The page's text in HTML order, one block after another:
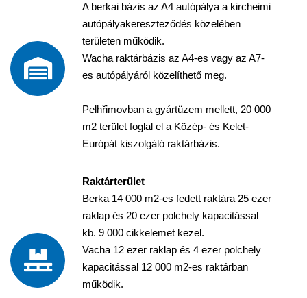
A berkai bázis az A4 autópálya a kircheimi
autópályakereszteződés közelében
területen működik.
Wacha raktárbázis az A4-es vagy az A7-
es autópályáról közelíthető meg.
Pelhřimovban a gyártüzem mellett, 20 000
m2 terület foglal el a Közép- és Kelet-
Európát kiszolgáló raktárbázis.
Raktárterület
Berka 14 000 m2-es fedett raktára 25 ezer
raklap és 20 ezer polchely kapacitással
kb. 9 000 cikkelemet kezel.
Vacha 12 ezer raklap és 4 ezer polchely
kapacitással 12 000 m2-es raktárban
működik.